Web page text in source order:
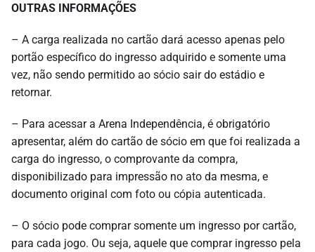
OUTRAS INFORMAÇÕES
– A carga realizada no cartão dará acesso apenas pelo
portão específico do ingresso adquirido e somente uma
vez, não sendo permitido ao sócio sair do estádio e
retornar.
– Para acessar a Arena Independência, é obrigatório
apresentar, além do cartão de sócio em que foi realizada a
carga do ingresso, o comprovante da compra,
disponibilizado para impressão no ato da mesma, e
documento original com foto ou cópia autenticada.
– O sócio pode comprar somente um ingresso por cartão,
para cada jogo. Ou seja, aquele que comprar ingresso pela